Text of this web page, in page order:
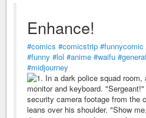
Enhance!
#comics #comicstrip #funnycomic
#funny #lol #anime #waifu
#midjourney